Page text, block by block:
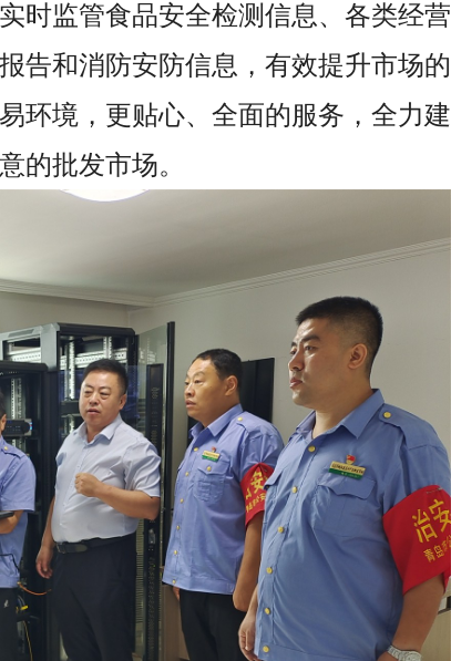
时监管食品安全检测信息、各类经营
告和消防安防信息，有效提升市场的
环境，更贴心、全面的服务，全力建
的批发市场。